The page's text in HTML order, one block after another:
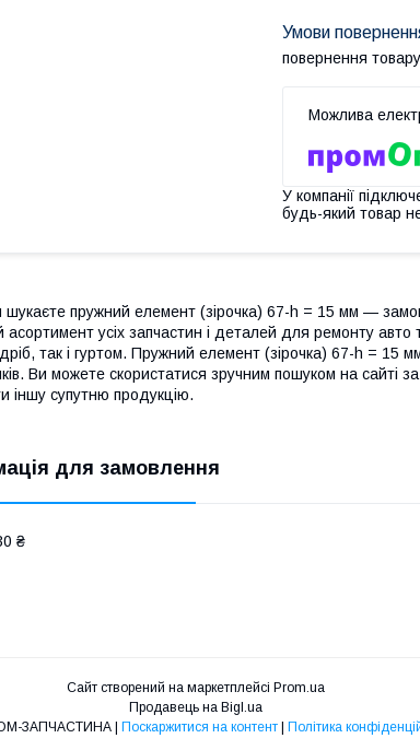
повернення
У компанії
будь-який товар
пружний елемент (зірочка) 67-h = 15 мм —
асортимент усіх запчастин і деталей для ремонту
так і гуртом. Пружний елемент (зірочка) 67-h = 15 мм
Ви можете скористатися зручним пошуком на сайті
іншу супутню продукцію.
для замовлення
₴
Сайт створений на маркетплейсі Prom.ua
Продавець на Bigl.ua
АВТО-ПРОМ-ЗАПЧАСТИНА | Поскаржитися на контент | Політика